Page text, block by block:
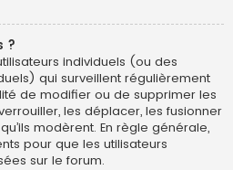
?
individuels (ou des
qui surveillent régulièrement
de modifier ou de supprimer les
les déplacer, les fusionner
modèrent. En règle générale,
pour que les utilisateurs
sur le forum.